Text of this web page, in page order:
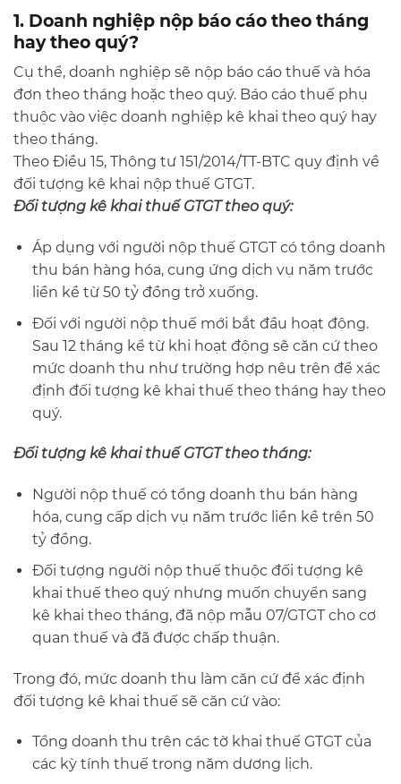
1. Doanh nghiệp nộp báo cáo theo tháng
hay theo quý?
Cụ thể, doanh nghiệp sẽ nộp báo cáo thuế và hóa
đơn theo tháng hoặc theo quý. Báo cáo thuế phụ
thuộc vào việc doanh nghiệp kê khai theo quý hay
theo tháng.
Theo Điều 15, Thông tư 151/2014/TT-BTC quy định về
đối tượng kê khai nộp thuế GTGT.
Đối tượng kê khai thuế GTGT theo quý:
Áp dụng với người nộp thuế GTGT có tổng doanh
thu bán hàng hóa, cung ứng dịch vụ năm trước
liền kề từ 50 tỷ đồng trở xuống.
Đối với người nộp thuế mới bắt đầu hoạt động.
Sau 12 tháng kể từ khi hoạt động sẽ căn cứ theo
mức doanh thu như trường hợp nêu trên để xác
định đối tượng kê khai thuế theo tháng hay theo
quý.
Đối tượng kê khai thuế GTGT theo tháng:
Người nộp thuế có tổng doanh thu bán hàng
hóa, cung cấp dịch vụ năm trước liền kề trên 50
tỷ đồng.
Đối tượng người nộp thuế thuộc đối tượng kê
khai thuế theo quý nhưng muốn chuyển sang
kê khai theo tháng, đã nộp mẫu 07/GTGT cho cơ
quan thuế và đã được chấp thuận.
Trong đó, mức doanh thu làm căn cứ để xác định
đối tượng kê khai thuế sẽ căn cứ vào:
Tổng doanh thu trên các tờ khai thuế GTGT của
các kỳ tính thuế trong năm dương lịch.